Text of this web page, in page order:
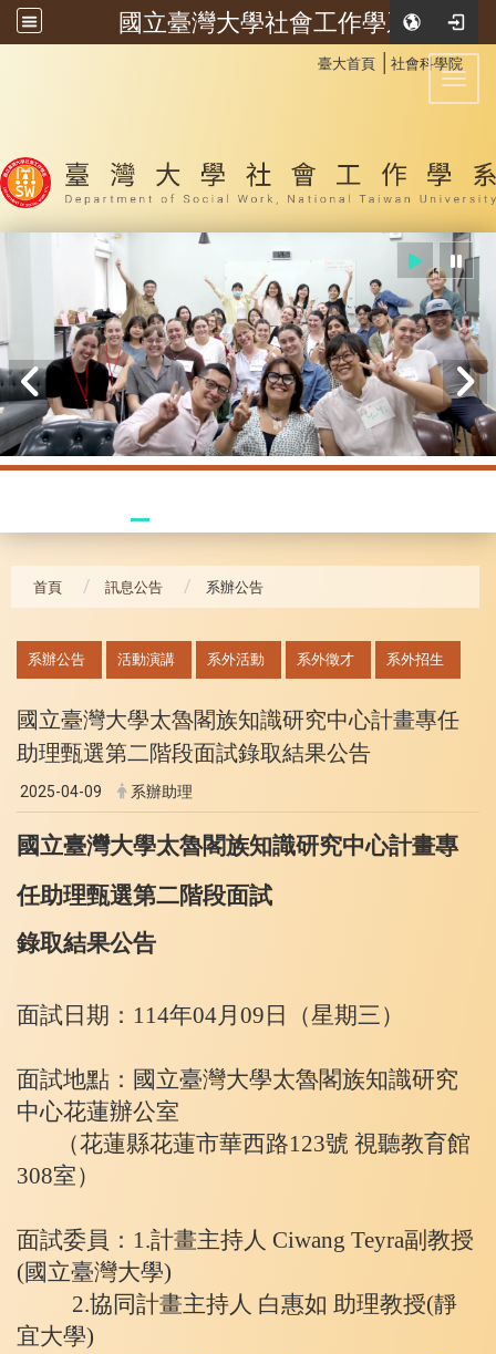
國立臺灣大學社會工作學系
臺大首頁 社會科學院
首頁 訊息公告 系辦公告
系辦公告 活動演講 系外活動 系外徵才 系外招生
國立臺灣大學太魯閣族知識研究中心計畫專任
助理甄選第二階段面試錄取結果公告
2025-04-09 系辦助理
國立臺灣大學太魯閣族知識研究中心計畫專
任助理甄選第二階段面試
錄取結果公告
面試日期：114年04月09日（星期三）
面試地點：國立臺灣大學太魯閣族知識研究
中心花蓮辦公室
（花蓮縣花蓮市華西路123號 視聽教育館
308室）
面試委員：1.計畫主持人 Ciwang Teyra副教授
(國立臺灣大學)
2.協同計畫主持人 白惠如 助理教授(靜
宜大學)